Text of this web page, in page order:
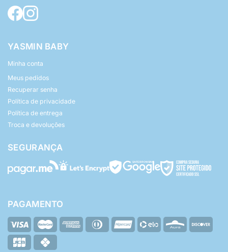
YASMIN BABY
Minha conta
Meus pedidos
Recuperar senha
Política de privacidade
Política de entrega
Troca e devoluções
SEGURANÇA
PAGAMENTO